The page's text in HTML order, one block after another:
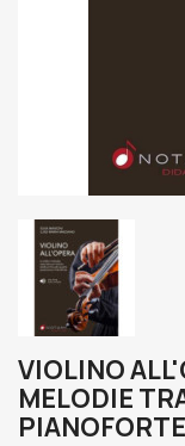
VIOLINO
MELODIE
PIANOFORTE